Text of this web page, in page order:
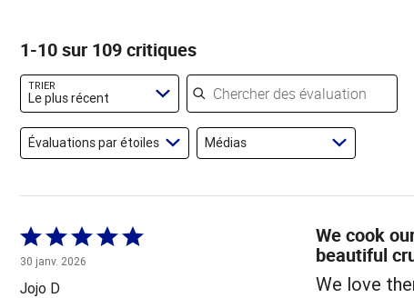
évaluateurs
1-10 sur 109 critiques
TRIER
Le plus récent
Chercher des évaluations
Évaluations par étoiles Médias
Coté
5 sur
5
30 janv. 2026
Jojo D
We cook
beautiful
We love